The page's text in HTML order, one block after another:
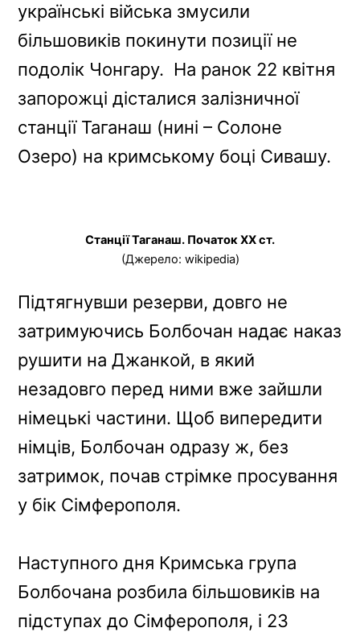
українські війська змусили
більшовиків покинути позиції не
подолік Чонгару. На ранок 22 квітня
запорожці дісталися залізничної
станції Таганаш (нині – Солоне
Озеро) на кримському боці Сивашу.
Станції Таганаш. Початок ХХ ст.
(Джерело: wikipedia)
Підтягнувши резерви, довго не
затримуючись Болбочан надає наказ
рушити на Джанкой, в який
незадовго перед ними вже зайшли
німецькі частини. Щоб випередити
німців, Болбочан одразу ж, без
затримок, почав стрімке просування
у бік Сімферополя.
Наступного дня Кримська група
Болбочана розбила більшовиків на
підступах до Сімферополя, і 23